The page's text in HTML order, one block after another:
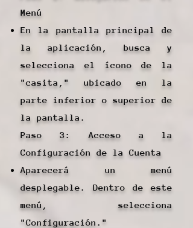
Menú
En la pantalla principal de
la aplicación, busca y
selecciona el ícono de la
"casita," ubicado en la
parte inferior o superior de
la pantalla.
Paso 3: Acceso a la
Configuración de la Cuenta
Aparecerá un menú
desplegable. Dentro de este
menú, selecciona
"Configuración."